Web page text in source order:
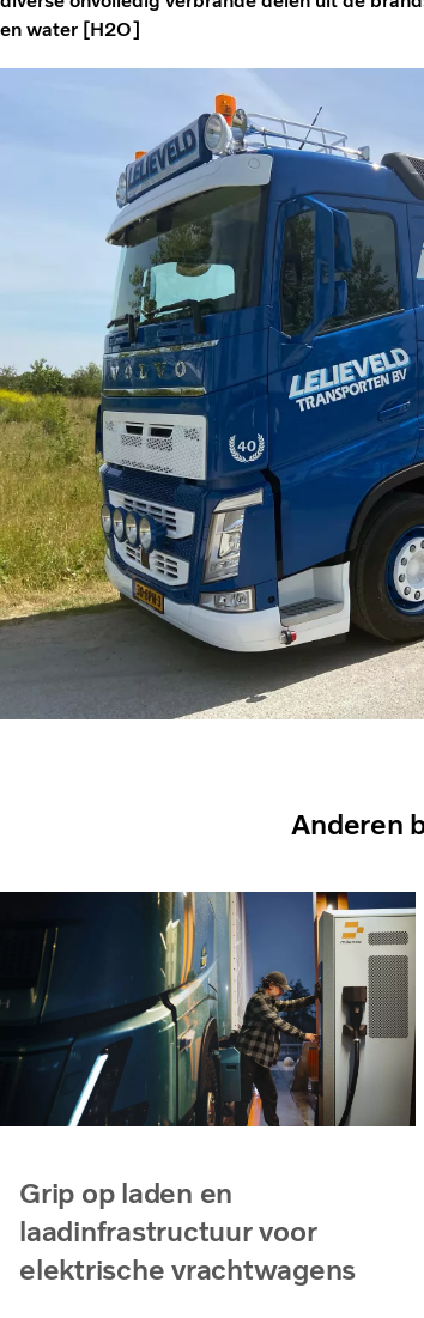
en water [H2O]
Anderen
Grip op laden en
laadinfrastructuur voor
elektrische vrachtwagens